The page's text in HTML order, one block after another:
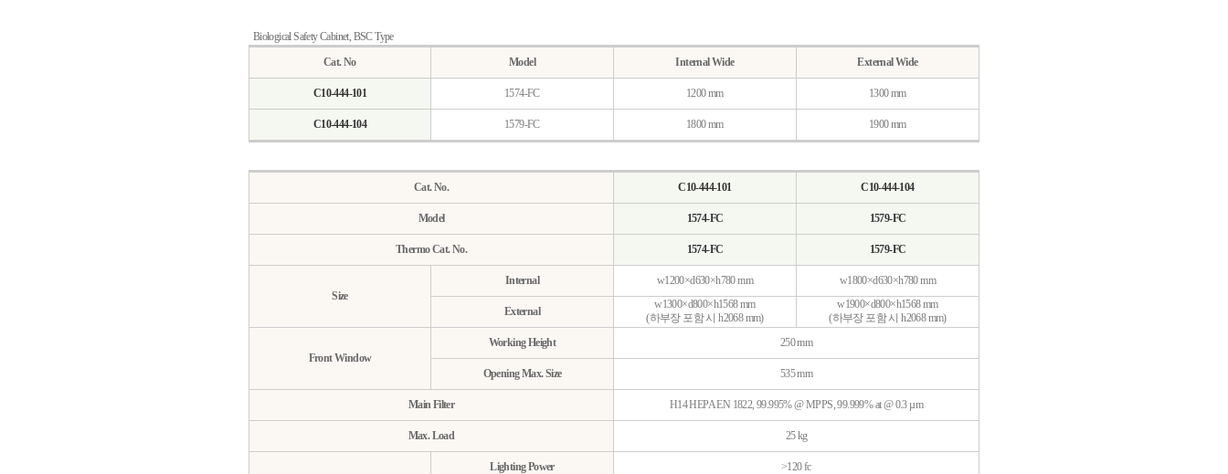
Biological Safety Cabinet, BSC Type
Cat. No
Model Internal Wide External Wide
C10-444-101 1574-FC 1200 mm 1300 mm
C10-444-104 1579-FC 1800 mm 1900 mm
Cat. No. C10-444-101 C10-444-104
Model 1574-FC 1579-FC
Thermo Cat. No. 1574-FC 1579-FC
Size
Internal w1200×d630×h780 mm w1800×d630×h780 mm
External
w1300×d800×h1568 mm
(하부장 포함 시 h2068 mm)
w1900×d800×h1568 mm
(하부장 포함 시 h2068 mm)
Front Window
Working Height 250 mm
Opening Max. Size 535 mm
Main Filter H14 HEPA EN 1822, 99.995% @ MPPS, 99.999% at @ 0.3 µm
Max. Load 25 kg
Lighting Power >120 fc